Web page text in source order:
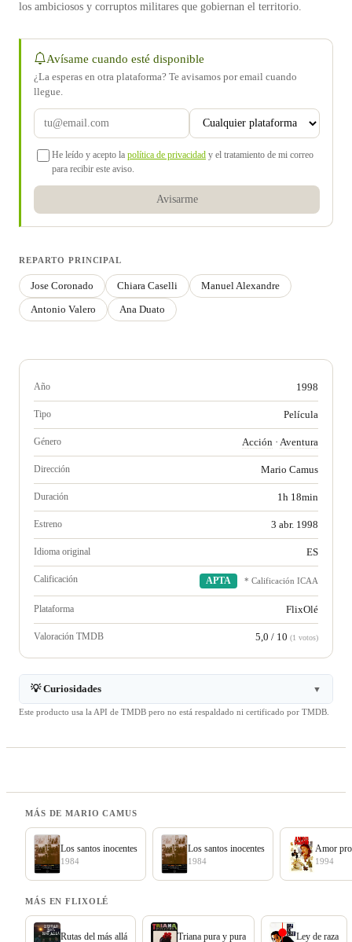
los ambiciosos y corruptos militares que gobiernan el territorio.
Avísame cuando esté disponible
¿La esperas en otra plataforma? Te avisamos por email cuando
llegue.
He leído y acepto la política de privacidad y el tratamiento de mi correo
para recibir este aviso.
Avisarme
REPARTO PRINCIPAL
Jose Coronado Chiara Caselli
Manuel Alexandre
Antonio Valero
Ana Duato
Año 1998
Tipo Película
Género Acción · Aventura
Dirección Mario Camus
Duración 1h 18min
Estreno 3 abr. 1998
Idioma original ES
Calificación APTA * Calificación ICAA
Plataforma FlixOlé
Valoración TMDB 5,0 / 10 (1 votos)
💡 Curiosidades ▼
Este producto usa la API de TMDB pero no está respaldado ni certificado por TMDB.
MÁS DE MARIO CAMUS
Los santos inocentes
1984
Los santos inocentes
1984
Amor
1994
MÁS EN FLIXOLÉ
Rutas del más allá Triana pura y pura Ley de raza